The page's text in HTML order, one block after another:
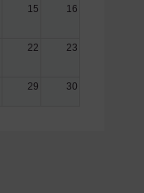
15 16
22 23
29 30